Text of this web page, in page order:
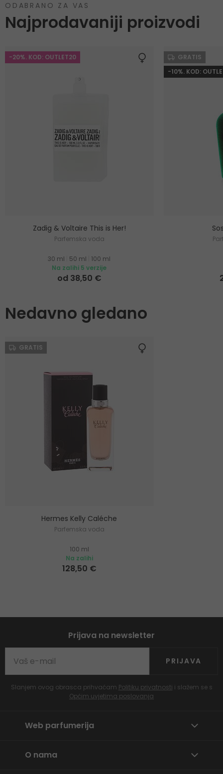
ODABRANO ZA VAS
Najprodavaniji proizvodi
-20%. KOD: OUTLET20
Zadig & Voltaire This is Her!
Parfemska voda
30 ml 50 ml
100 ml
Na zalihi 5 verzije
od 38,50 €
GRATIS
-10%. KOD:
Nedavno gledano
GRATIS
Hermes Kelly Caléche
Parfemska voda
100 ml
Na zalihi
128,50 €
Prijava na newsletter
PRIJAVA
Slanjem ovog obrasca prihvaćam Politiku privatnosti i slažem se s
Općim uvjetima poslovanja
Web parfumerija
O nama